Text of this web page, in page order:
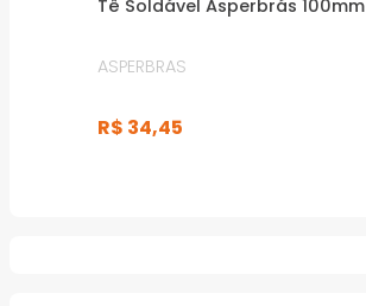
Tê Soldável Asperbrás 100mm
ASPERBRAS
R$ 34,45